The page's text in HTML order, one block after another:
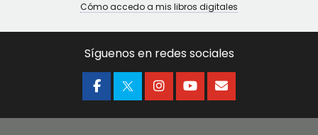
Cómo accedo a mis libros digitales
Síguenos en redes sociales